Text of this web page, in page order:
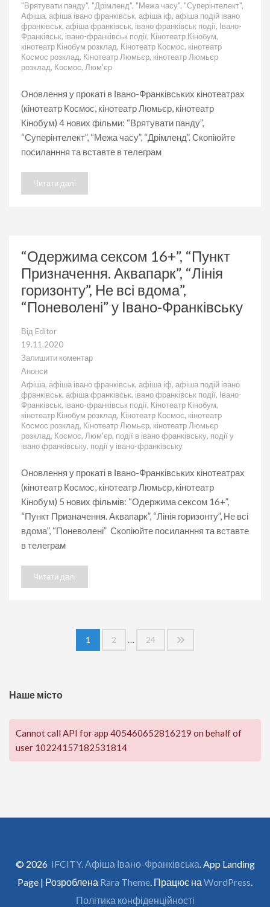
панду”,
“Суперінтелект”,
“Межа
часу”,
“Дрімленд”
у
Івано-
"Врятувати панду", "Дрімленд", "Межа часу", "Суперінтелект",
Афіша, афіша івано франківськ, афіша іф, афіша подій івано
франківськ, афіша франківськ, івано франківськ події, Івано-
Франківськ, івано-франківськ події, Кінотеатр Кінобум,
кінотеатр Кінобум розклад, Кінотеатр Космос, кінотеатр
Космос розклад, Кінотеатр Люмьєр, кінотеатр Люмьєр
розклад, Космос, Люм'єр
Оновлення у прокаті в Івано-Франківських кінотеатрах
(кінотеатр Космос, кінотеатр Люмьєр, кінотеатр
Кінобум) 4 нових фільми: “Врятувати панду”,
“Суперінтелект”, “Межа часу”, “Дрімленд”. Скопіюйте
посиланння та вставте в телеграм
Читати далі
“Одержима сексом 16+”, “Пункт
Призначення. Аквапарк”, “Лінія
горизонту”, Не всі вдома”,
“Поневолені” у Івано-Франківську
Від Editor
19.11.2020
Залишити коментар
до
сексом
16+”,
“Пункт
Призначення.
Аквапарк”,
“Лінія
горизонту”,
всі
“Поневолені”
у
Івано-
Франківську
Анонси
Афіша, афіша івано франківськ, афіша іф, афіша подій івано
франківськ, афіша франківськ, івано франківськ події, Івано-
Франківськ, івано-франківськ події, Кінотеатр Кінобум,
кінотеатр Кінобум розклад, Кінотеатр Космос, кінотеатр
Космос розклад, Кінотеатр Люмьєр, кінотеатр Люмьєр
розклад, Космос, Люм'єр, події в івано франківську, події у
івано франківську, події у івано-франківську
Оновлення у прокаті в Івано-Франківських кінотеатрах
(кінотеатр Космос, кінотеатр Люмьєр, кінотеатр
Кінобум) 5 нових фільмів: “Одержима сексом 16+”,
“Пункт Призначення. Аквапарк”, “Лінія горизонту”, Не всі
вдома”, “Поневолені” Скопіюйте посиланння та вставте
в телеграм
Читати далі
1 2 … 24
Наше місто
Cannot call API for app 405460652816219 on behalf of
user 10224157182531814
© 2026 IFCITY. Афіша Івано-Франківська. App Landing
Page | Розроблена Rara Theme. Працює на WordPress.
Політика конфіденційності